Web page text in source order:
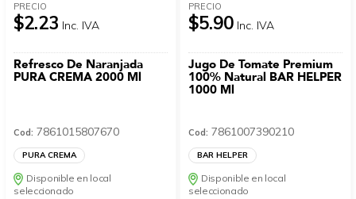
PRECIO
$2.23 Inc. IVA
Refresco De Naranjada
PURA CREMA 2000 Ml
Cod: 7861015807670
PURA CREMA
Disponible en local
seleccionado
PRECIO
$5.90 Inc. IVA
Jugo De Tomate Premium
100% Natural BAR HELPER
1000 Ml
Cod: 7861007390210
BAR HELPER
Disponible en local
seleccionado